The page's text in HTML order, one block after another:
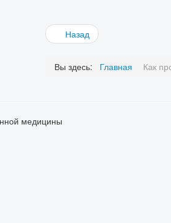
Назад
Вы здесь: Главная Как
медицины